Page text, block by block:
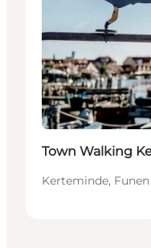
Town Walking
Kerteminde,